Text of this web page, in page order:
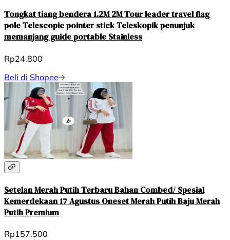
Tongkat tiang bendera 1.2M 2M Tour leader travel flag
pole Telescopic pointer stick Teleskopik penunjuk
memanjang guide portable Stainless
Rp24.800
Beli di Shopee
Setelan Merah Putih Terbaru Bahan Combed/ Spesial
Kemerdekaan 17 Agustus Oneset Merah Putih Baju Merah
Putih Premium
Rp157.500